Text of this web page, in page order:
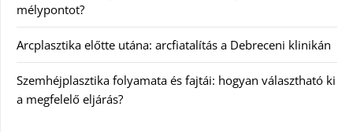
mélypontot?
Arcplasztika előtte utána: arcfiatalítás a Debreceni klinikán
Szemhéjplasztika folyamata és fajtái: hogyan választható ki
a megfelelő eljárás?